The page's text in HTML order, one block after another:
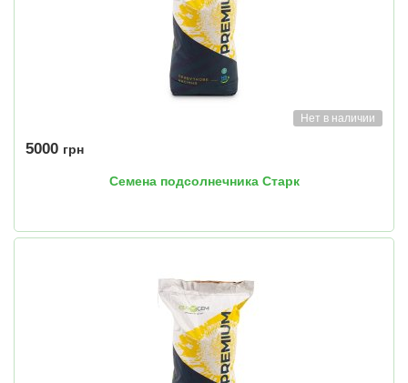
Нет в наличии
5000 грн
Семена подсолнечника Старк